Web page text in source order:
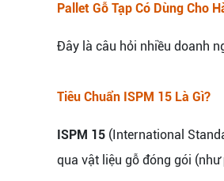
Pallet Gỗ Tạp Có Dùng Cho
Đây là câu hỏi nhiều doanh
Tiêu Chuẩn ISPM 15 Là Gì?
ISPM 15 (International
qua vật liệu gỗ đóng gói (như